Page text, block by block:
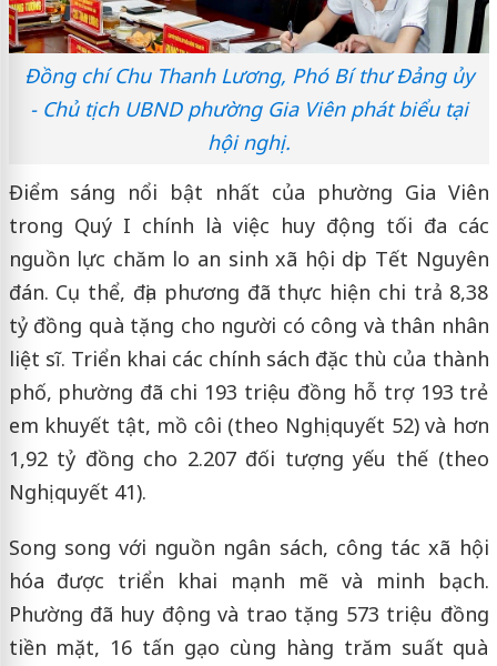
Đồng chí Chu Thanh Lương, Phó Bí thư Đảng ủy
- Chủ tịch UBND phường Gia Viên phát biểu tại
hội nghị.
Điểm sáng nổi bật nhất của phường Gia Viên
trong Quý I chính là việc huy động tối đa các
nguồn lực chăm lo an sinh xã hội dịp Tết Nguyên
đán. Cụ thể, địa phương đã thực hiện chi trả 8,38
tỷ đồng quà tặng cho người có công và thân nhân
liệt sĩ. Triển khai các chính sách đặc thù của thành
phố, phường đã chi 193 triệu đồng hỗ trợ 193 trẻ
em khuyết tật, mồ côi (theo Nghị quyết 52) và hơn
1,92 tỷ đồng cho 2.207 đối tượng yếu thế (theo
Nghị quyết 41).
Song song với nguồn ngân sách, công tác xã hội
hóa được triển khai mạnh mẽ và minh bạch.
Phường đã huy động và trao tặng 573 triệu đồng
tiền mặt, 16 tấn gạo cùng hàng trăm suất quà